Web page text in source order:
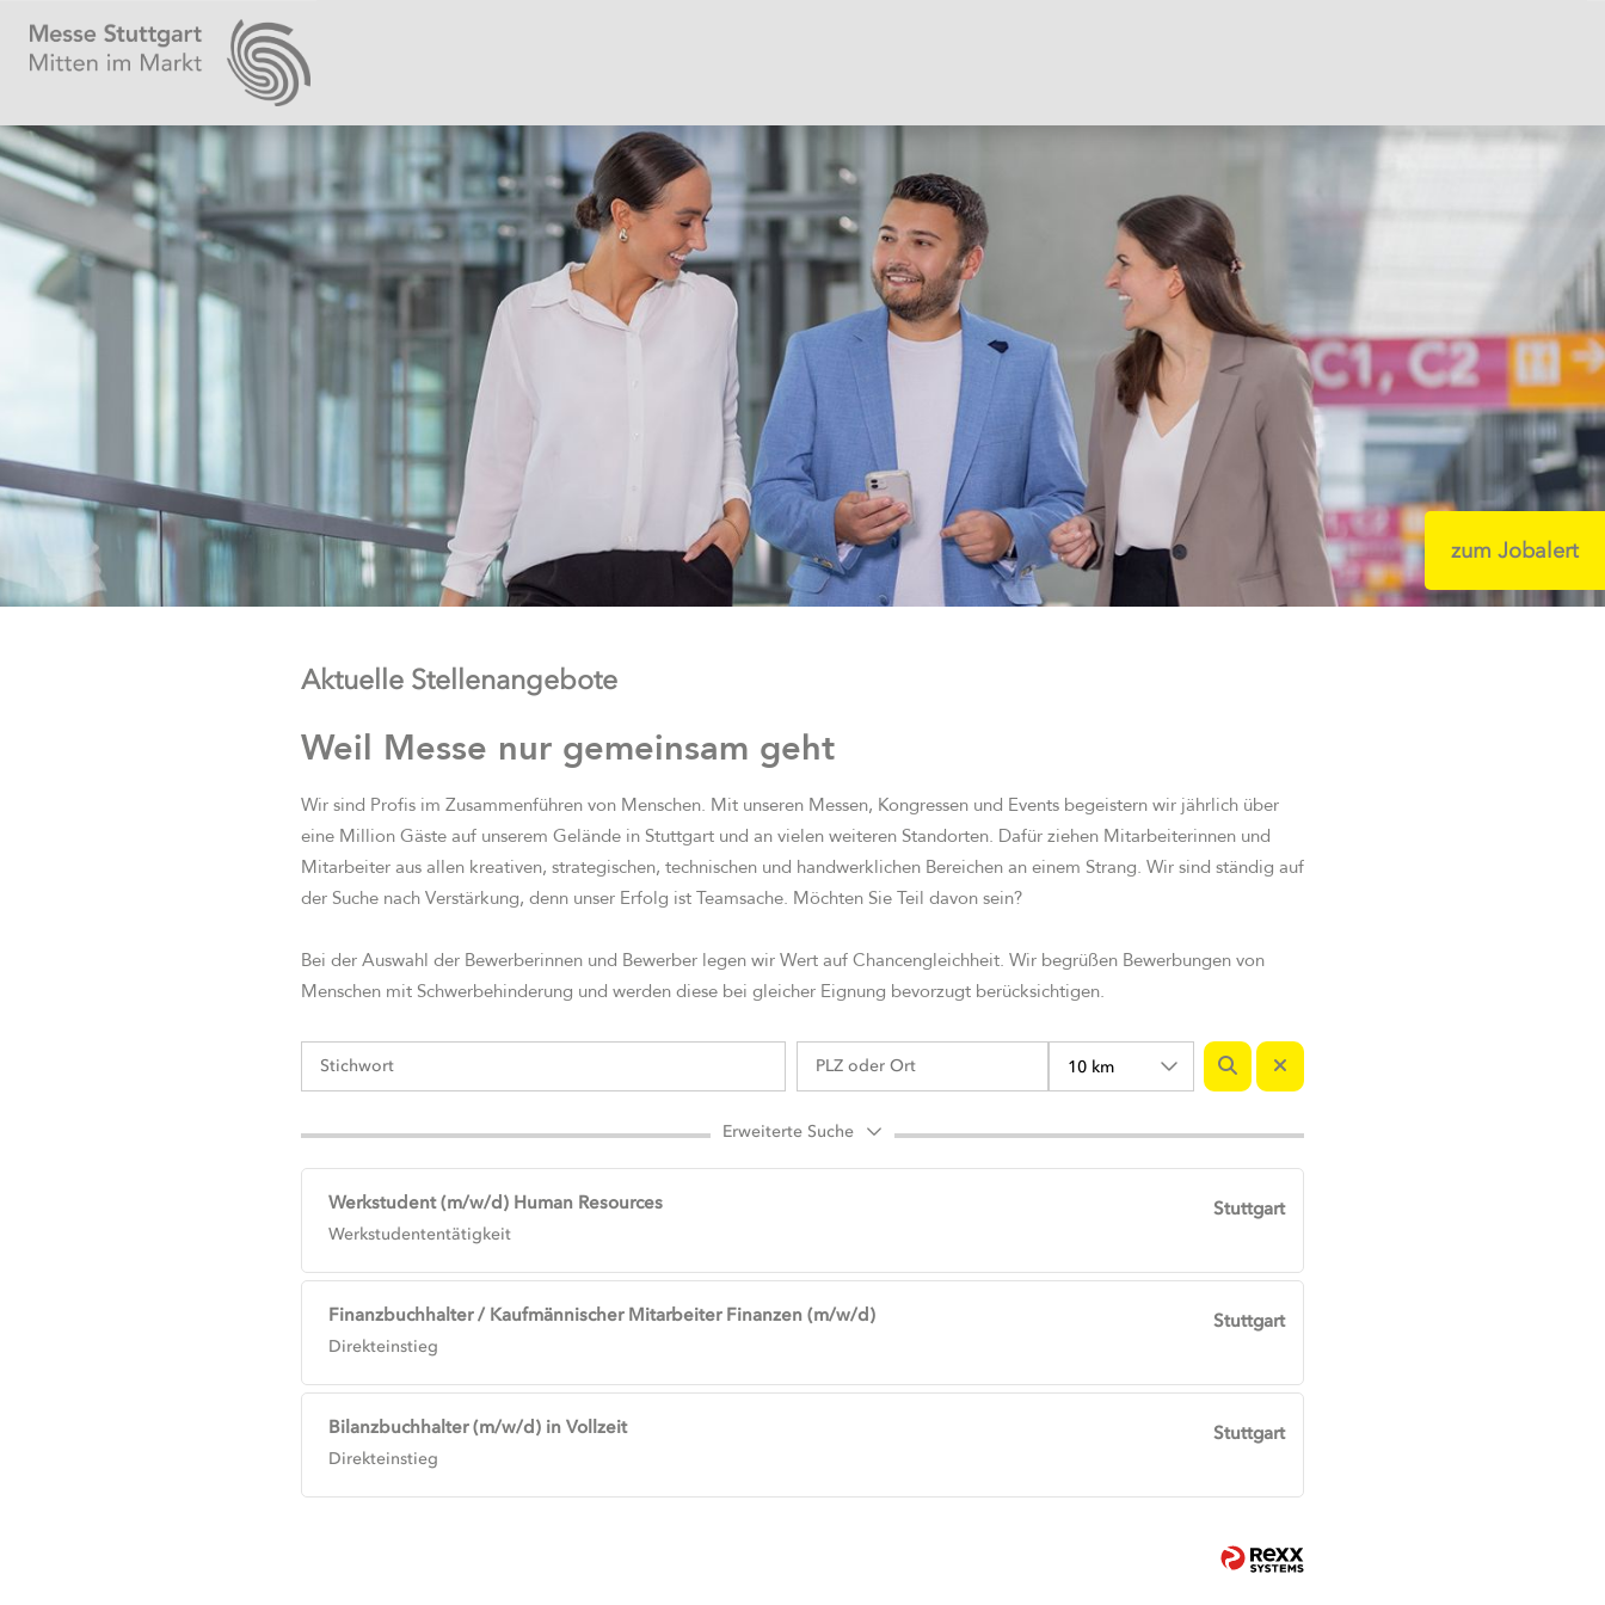
Aktuelle Stellenangebote
Weil Messe nur gemeinsam geht
Wir sind Profis im Zusammenführen von Menschen. Mit unseren Messen, Kongressen und Events begeistern wir jährlich über
eine Million Gäste auf unserem Gelände in Stuttgart und an vielen weiteren Standorten. Dafür ziehen Mitarbeiterinnen und
Mitarbeiter aus allen kreativen, strategischen, technischen und handwerklichen Bereichen an einem Strang. Wir sind ständig auf
der Suche nach Verstärkung, denn unser Erfolg ist Teamsache. Möchten Sie Teil davon sein?
Bei der Auswahl der Bewerberinnen und Bewerber legen wir Wert auf Chancengleichheit. Wir begrüßen Bewerbungen von
Menschen mit Schwerbehinderung und werden diese bei gleicher Eignung bevorzugt berücksichtigen.
10 km
Erweiterte Suche
Werkstudent (m/w/d) Human Resources
Werkstudententätigkeit
Stuttgart
Finanzbuchhalter / Kaufmännischer Mitarbeiter Finanzen (m/w/d)
Direkteinstieg
Stuttgart
Bilanzbuchhalter (m/w/d) in Vollzeit
Direkteinstieg
Stuttgart
zum Jobalert